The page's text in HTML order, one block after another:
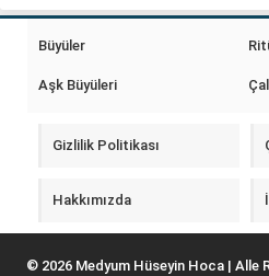
sorunları insanların farklı çözüm
Büyüler
Aşk Büyüleri
Gizlilik Politikası
Hakkımızda
© 2026 Medyum Hüseyin Hoca |